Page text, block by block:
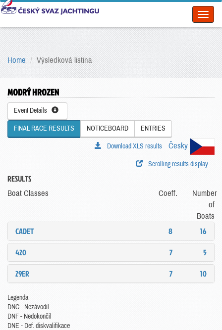
Home Výsledková listina
MODRÝ HROZEN
Event Details
FINAL RACE RESULTS NOTICEBOARD ENTRIES
Česky
Download XLS results
Scrolling results display
RESULTS
Boat Classes Coeff.
Number
of
Boats
CADET 8
16
420
7
5
29ER
7 10
Legenda
DNC - Nezávodil
DNF - Nedokončil
DNE - Def. diskvalifikace